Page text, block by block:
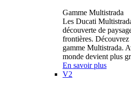
Gamme Multistrada
Les Ducati
découverte de
frontières. Découvrez
gamme Multistrada.
monde devient plus
En savoir plus
V2